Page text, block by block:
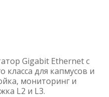
Gigabit Ethernet с
для капмусов и
мониторинг и
L2 и L3.